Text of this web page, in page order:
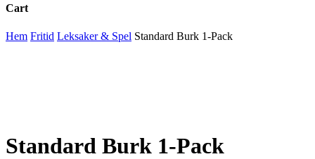
Cart
Close
Hem Fritid Leksaker & Spel Standard Burk 1-Pack
Standard Burk 1-Pack